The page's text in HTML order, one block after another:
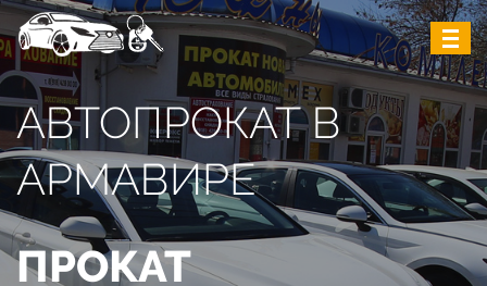
АВТОПРОКАТ В
АРМАВИРЕ
ПРОКАТ